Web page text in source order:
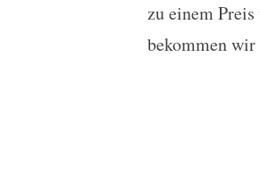
zu einem Preis
bekommen wir